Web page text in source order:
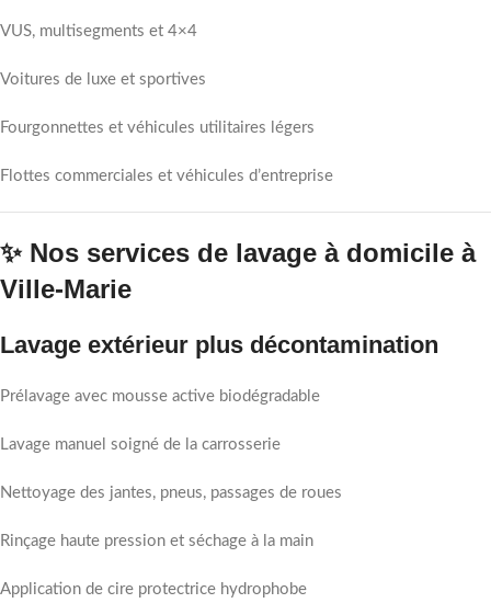
VUS, multisegments et 4×4
Voitures de luxe et sportives
Fourgonnettes et véhicules utilitaires légers
Flottes commerciales et véhicules d’entreprise
✨ Nos services de lavage à domicile à
Ville-Marie
Lavage extérieur plus décontamination
Prélavage avec mousse active biodégradable
Lavage manuel soigné de la carrosserie
Nettoyage des jantes, pneus, passages de roues
Rinçage haute pression et séchage à la main
Application de cire protectrice hydrophobe